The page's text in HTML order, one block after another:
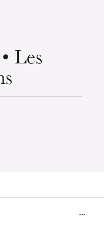
2026
Les